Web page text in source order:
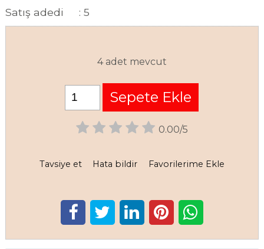
Satış adedi : 5
4 adet mevcut
Sepete Ekle
0.00/5
Tavsiye et Hata bildir Favorilerime Ekle